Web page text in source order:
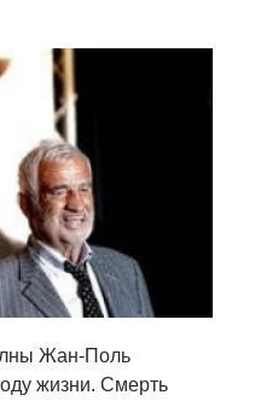
Жан-Поль
жизни. Смерть